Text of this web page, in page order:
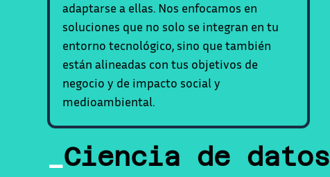
adaptarse a ellas. Nos enfocamos en
soluciones que no solo se integran en tu
entorno tecnológico, sino que también
están alineadas con tus objetivos de
negocio y de impacto social y
medioambiental.
_Ciencia de datos